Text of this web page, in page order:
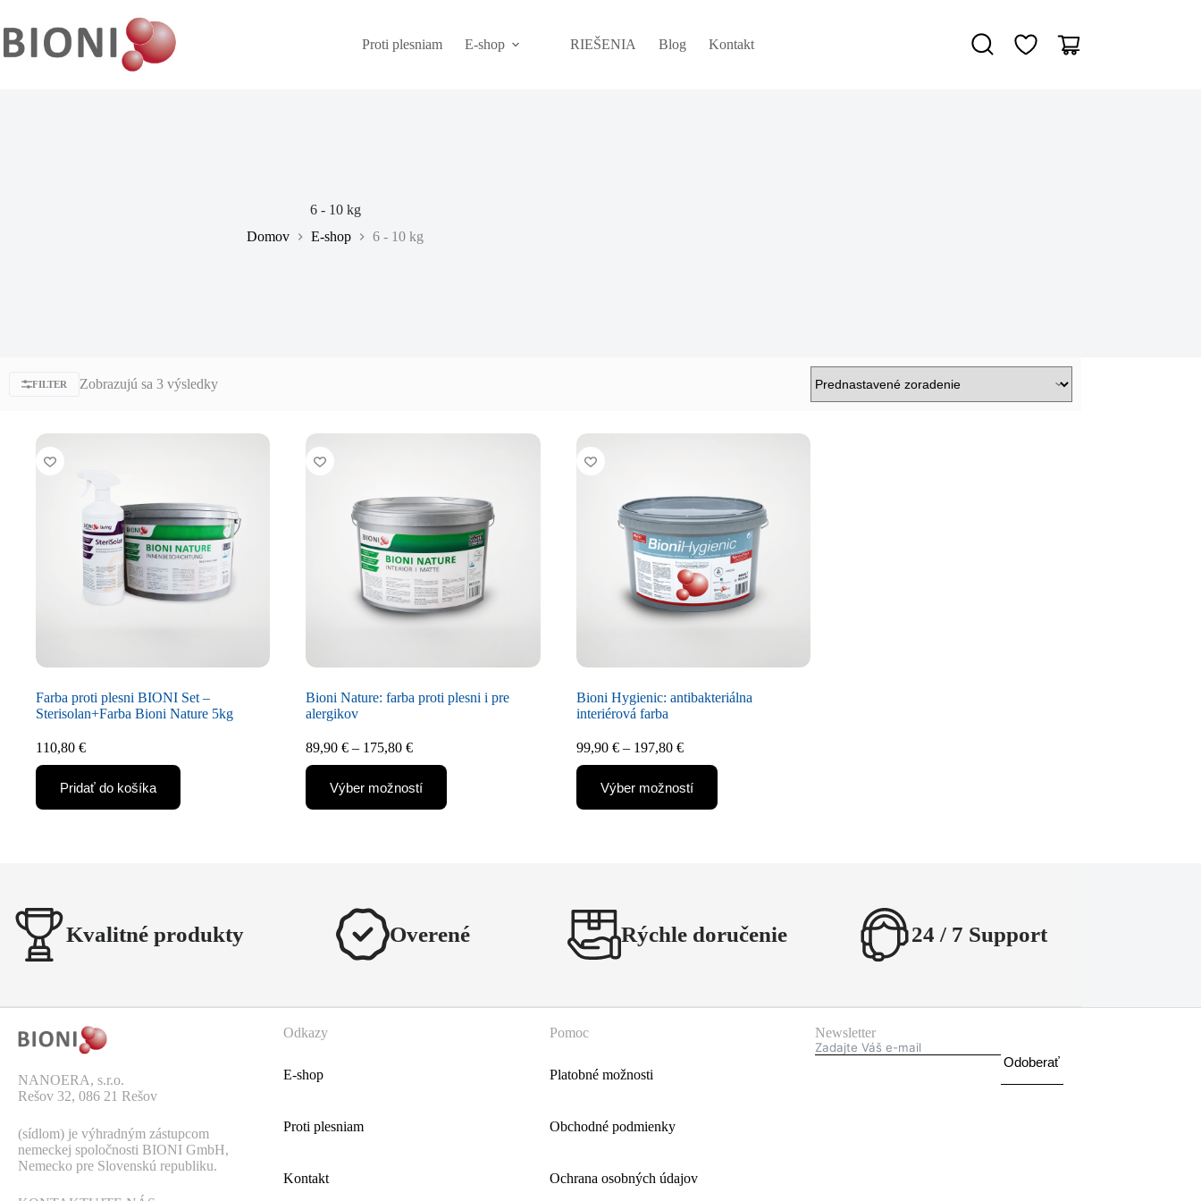
Proti plesniam E-shop RIEŠENIA Blog Kontakt
6 - 10 kg
Domov
E-shop 6 - 10 kg
FILTER Zobrazujú sa 3 výsledky
Farba proti plesni BIONI Set –
Sterisolan+Farba Bioni Nature 5kg
110,80 €
Pridať do košíka
Bioni Nature: farba proti plesni i pre
alergikov
89,90€ – 175,80€
Výber možností
Bioni Hygienic: antibakteriálna
interiérová farba
99,90 € – 197,80 €
Výber možností
Kvalitné produkty Overené Rýchle doručenie 24 / 7 Support
NANOERA, s.r.o.
Rešov 32, 086 21 Rešov
(sídlom) je výhradným zástupcom
nemeckej spoločnosti BIONI GmbH,
Nemecko pre Slovenskú republiku.
Odkazy
E-shop
Proti plesniam
Kontakt
Pomoc
Platobné možnosti
Obchodné podmienky
Ochrana osobných údajov
Newsletter
Odoberať